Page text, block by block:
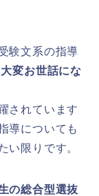
験文系の指導
変お世話にな
されています
導についても
い限りです。
の総合型選抜